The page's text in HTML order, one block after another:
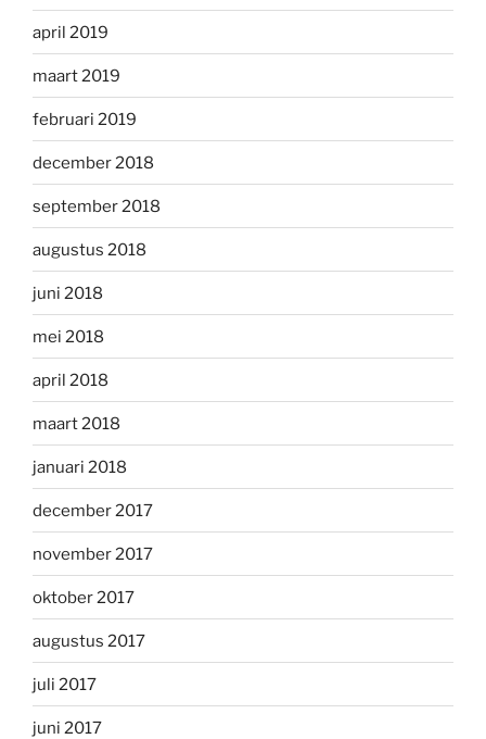
april 2019
maart 2019
februari 2019
december 2018
september 2018
augustus 2018
juni 2018
mei 2018
april 2018
maart 2018
januari 2018
december 2017
november 2017
oktober 2017
augustus 2017
juli 2017
juni 2017